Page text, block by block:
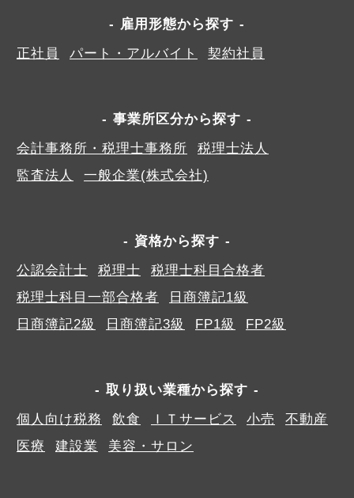
雇用形態から探す
正社員
パート・アルバイト 契約社員
事業所区分から探す
会計事務所・税理士事務所
税理士法人
監査法人
一般企業(株式会社)
資格から探す
公認会計士
税理士
税理士科目合格者
税理士科目一部合格者
日商簿記1級
日商簿記2級
日商簿記3級 FP1級 FP2級
取り扱い業種から探す
個人向け税務
飲食 ＩＴサービス 小売
不動産
医療
建設業 美容・サロン